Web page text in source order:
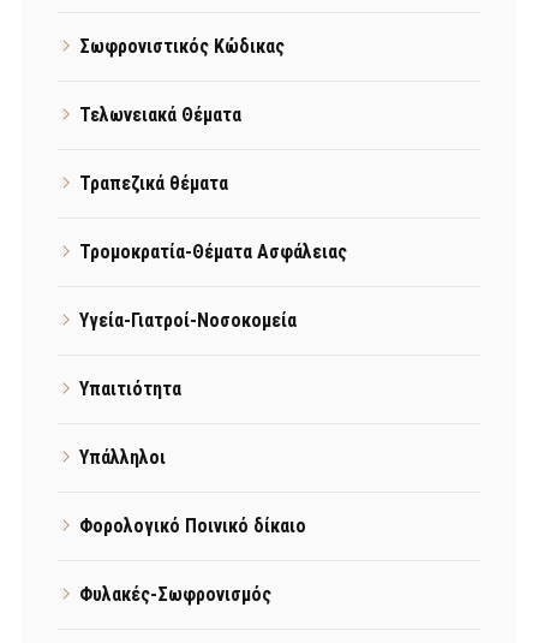
Σωφρονιστικός Κώδικας
Τελωνειακά Θέματα
Τραπεζικά θέματα
Τρομοκρατία-Θέματα Ασφάλειας
Υγεία-Γιατροί-Νοσοκομεία
Υπαιτιότητα
Υπάλληλοι
Φορολογικό Ποινικό δίκαιο
Φυλακές-Σωφρονισμός